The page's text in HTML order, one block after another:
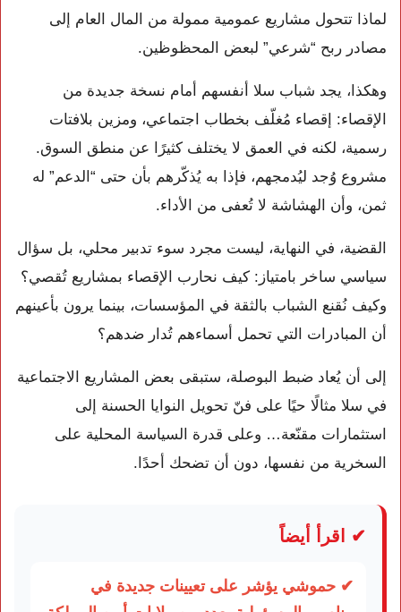
لماذا تتحول مشاريع عمومية ممولة من المال العام إلى
مصادر ربح “شرعي” لبعض المحظوظين.
وهكذا، يجد شباب سلا أنفسهم أمام نسخة جديدة من
الإقصاء: إقصاء مُغلّف بخطاب اجتماعي، ومزين بلافتات
رسمية، لكنه في العمق لا يختلف كثيرًا عن منطق السوق.
مشروع وُجد ليُدمجهم، فإذا به يُذكّرهم بأن حتى “الدعم” له
ثمن، وأن الهشاشة لا تُعفى من الأداء.
القضية، في النهاية، ليست مجرد سوء تدبير محلي، بل سؤال
سياسي ساخر بامتياز: كيف نحارب الإقصاء بمشاريع تُقصي؟
وكيف نُقنع الشباب بالثقة في المؤسسات، بينما يرون بأعينهم
أن المبادرات التي تحمل أسماءهم تُدار ضدهم؟
إلى أن يُعاد ضبط البوصلة، ستبقى بعض المشاريع الاجتماعية
في سلا مثالًا حيًا على فنّ تحويل النوايا الحسنة إلى
استثمارات مقنّعة… وعلى قدرة السياسة المحلية على
السخرية من نفسها، دون أن تضحك أحدًا.
✔ اقرأ أيضاً
✔ حموشي يؤشر على تعيينات جديدة في